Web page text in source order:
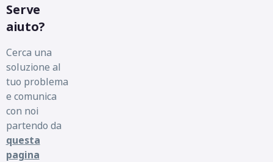
Serve
aiuto?
Cerca una
soluzione al
tuo problema
e comunica
con noi
partendo da
questa
pagina